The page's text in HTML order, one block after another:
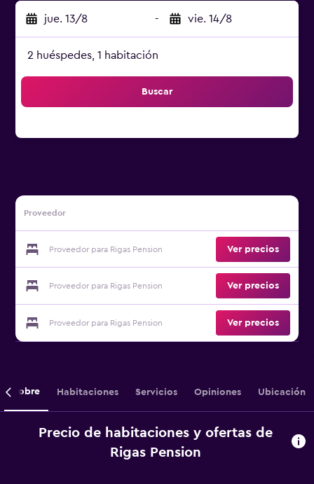
jue. 13/8 - vie. 14/8
2 huéspedes, 1 habitación
Buscar
Proveedor
Proveedor para Rigas Pension Ver precios
Proveedor para Rigas Pension Ver precios
Proveedor para Rigas Pension Ver precios
Sobre Habitaciones Servicios Opiniones Ubicación
Precio de habitaciones y ofertas de
Rigas Pension